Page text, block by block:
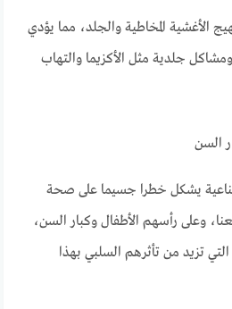
الأغشية المخاطية والجلد، مما يؤدي
جلدية مثل الأكزيما والتهاب
السن
يشكل خطرا جسيما على صحة
وعلى رأسهم الأطفال وكبار السن،
تزيد من تأثرهم السلبي بهذا